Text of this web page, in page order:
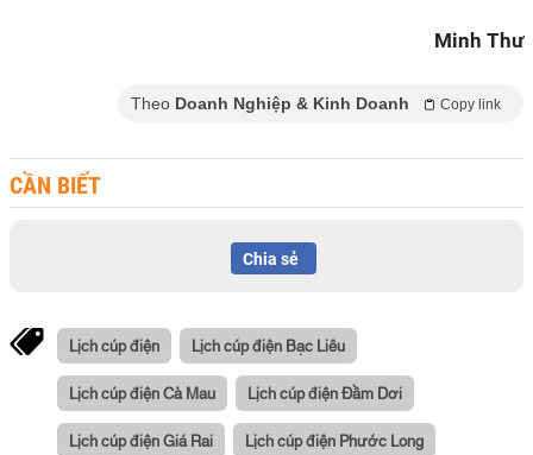
Minh Thư
Theo Doanh Nghiệp & Kinh Doanh Copy link
CẦN BIẾT
Chia sẻ
Lịch cúp điện Lịch cúp điện Bạc Liêu
Lịch cúp điện Cà Mau Lịch cúp điện Đầm Dơi
Lịch cúp điện Giá Rai Lịch cúp điện Phước Long